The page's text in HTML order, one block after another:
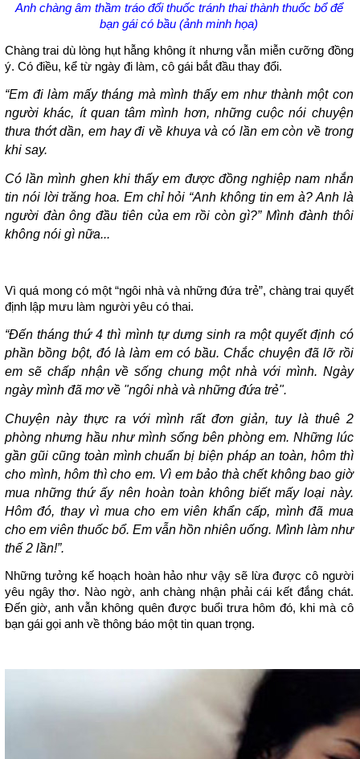
Anh chàng âm thầm tráo đổi thuốc tránh thai thành thuốc bổ để
bạn gái có bầu (ảnh minh họa)
Chàng trai dù lòng hụt hẫng không ít nhưng vẫn miễn cưỡng đồng
ý. Có điều, kể từ ngày đi làm, cô gái bắt đầu thay đổi.
“Em đi làm mấy tháng mà mình thấy em như thành một con
người khác, ít quan tâm mình hơn, những cuộc nói chuyện
thưa thớt dần, em hay đi về khuya và có lần em còn về trong
khi say.
Có lần mình ghen khi thấy em được đồng nghiệp nam nhắn
tin nói lời trăng hoa. Em chỉ hỏi “Anh không tin em à? Anh là
người đàn ông đầu tiên của em rồi còn gì?” Mình đành thôi
không nói gì nữa...
Vì quá mong có một “ngôi nhà và những đứa trẻ”, chàng trai quyết
định lập mưu làm người yêu có thai.
“Đến tháng thứ 4 thì mình tự dưng sinh ra một quyết định có
phần bồng bột, đó là làm em có bầu. Chắc chuyện đã lỡ rồi
em sẽ chấp nhận về sống chung một nhà với mình. Ngày
ngày mình đã mơ về "ngôi nhà và những đứa trẻ".
Chuyện này thực ra với mình rất đơn giản, tuy là thuê 2
phòng nhưng hầu như mình sống bên phòng em. Những lúc
gần gũi cũng toàn mình chuẩn bị biện pháp an toàn, hôm thì
cho mình, hôm thì cho em. Vì em bảo thà chết không bao giờ
mua những thứ ấy nên hoàn toàn không biết mấy loại này.
Hôm đó, thay vì mua cho em viên khẩn cấp, mình đã mua
cho em viên thuốc bổ. Em vẫn hồn nhiên uống. Mình làm như
thế 2 lần!”.
Những tưởng kế hoạch hoàn hảo như vậy sẽ lừa được cô người
yêu ngây thơ. Nào ngờ, anh chàng nhận phải cái kết đắng chát.
Đến giờ, anh vẫn không quên được buổi trưa hôm đó, khi mà cô
bạn gái gọi anh về thông báo một tin quan trọng.